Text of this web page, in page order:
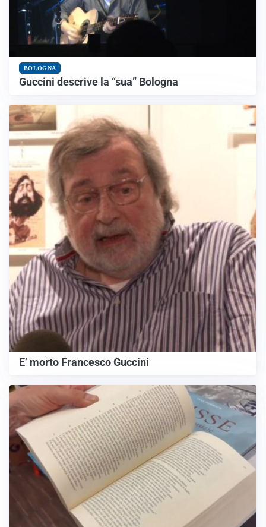
BOLOGNA
Guccini descrive la “sua” Bologna
E’ morto Francesco Guccini